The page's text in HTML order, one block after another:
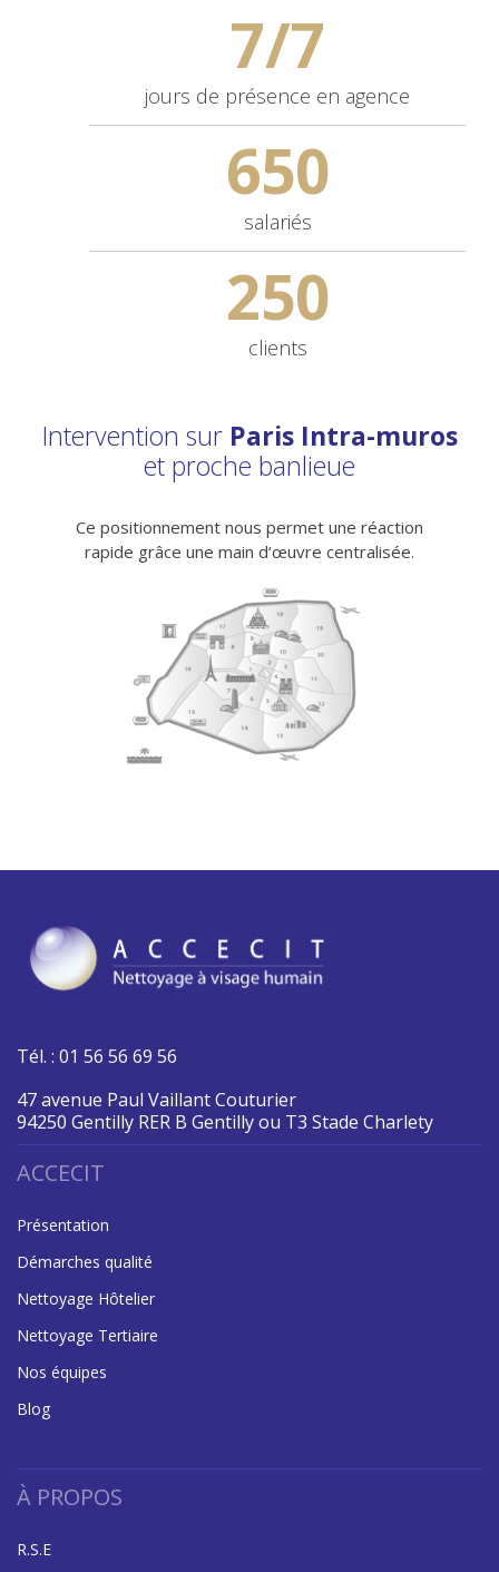
7/7
jours de présence en agence
650
salariés
250
clients
Intervention sur Paris Intra-muros
et proche banlieue
Ce positionnement nous permet une réaction
rapide grâce une main d‘œuvre centralisée.
Tél. : 01 56 56 69 56
47 avenue Paul Vaillant Couturier
94250 Gentilly RER B Gentilly ou T3 Stade Charlety
ACCECIT
Présentation
Démarches qualité
Nettoyage Hôtelier
Nettoyage Tertiaire
Nos équipes
Blog
À PROPOS
R.S.E